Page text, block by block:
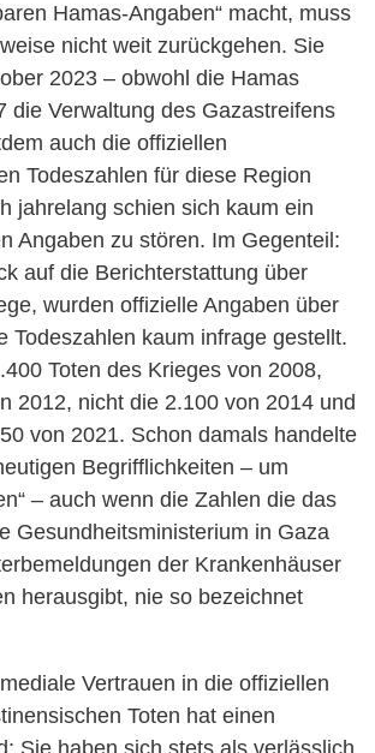
Hamas-Angaben“ macht, muss
nicht weit zurückgehen. Sie
2023 – obwohl die Hamas
die Verwaltung des Gazastreifens
auch die offiziellen
Todeszahlen für diese Region
jahrelang schien sich kaum ein
Angaben zu stören. Im Gegenteil:
auf die Berichterstattung über
wurden offizielle Angaben über
Todeszahlen kaum infrage gestellt.
Toten des Krieges von 2008,
2012, nicht die 2.100 von 2014 und
von 2021. Schon damals handelte
Begrifflichkeiten – um
– auch wenn die Zahlen die das
Gesundheitsministerium in Gaza
der Krankenhäuser
herausgibt, nie so bezeichnet
Vertrauen in die offiziellen
Toten hat einen